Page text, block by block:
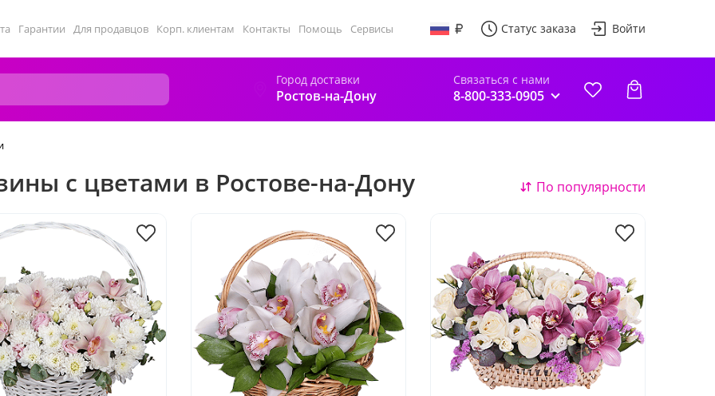
Гарантии Для продавцов Корп. клиентам Контакты Помощь Сервисы Статус заказа Войти
Город доставки
Ростов-на-Дону
Связаться с нами
8-800-333-0905
с цветами в Ростове-на-Дону По популярности